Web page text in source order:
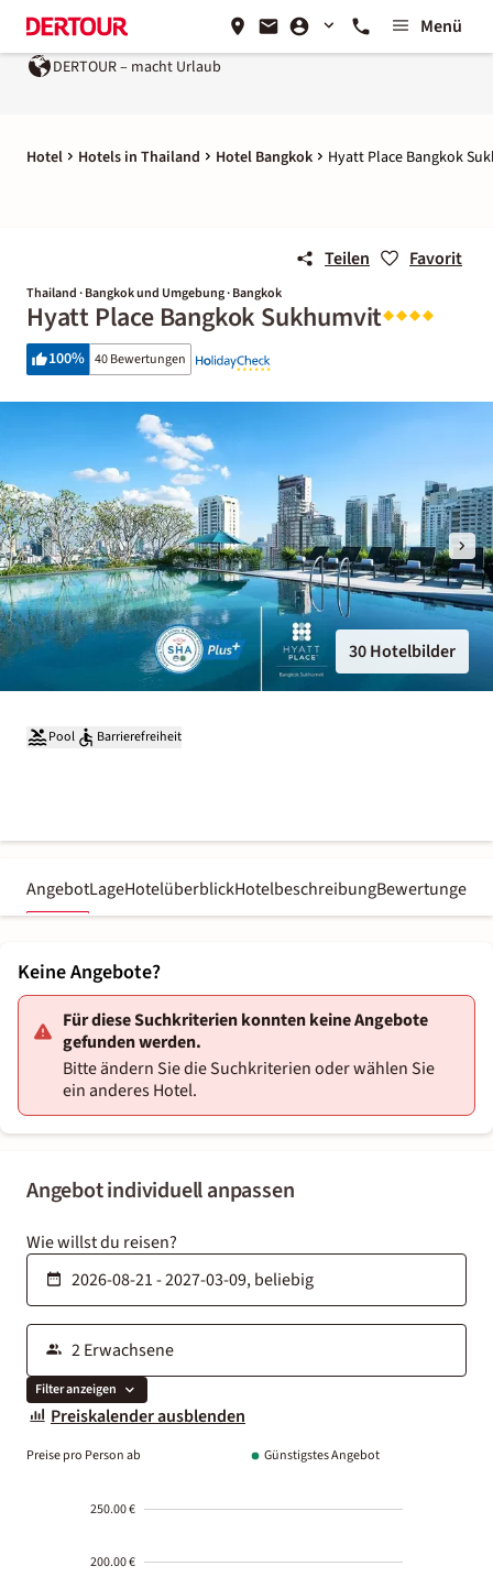
Menü
DERTOUR – macht Urlaub
Hotel Hotels in Thailand Hotel Bangkok Hyatt Place Bangkok
Teilen Favorit
Thailand · Bangkok und Umgebung · Bangkok
Hyatt Place Bangkok Sukhumvit
100% 40 Bewertungen
30 Hotelbilder
Pool Barrierefreiheit
AngebotLageHotelüberblickHotelbeschreibungBewertungen
Angebot individuell anpassen
Wie willst du reisen?
Filter anzeigen
Preiskalender ausblenden
Preise pro Person ab Günstigstes Angebot
250.00 €
200.00 €
Keine Angebote?
Für diese Suchkriterien konnten keine Angebote
gefunden werden.
Bitte ändern Sie die Suchkriterien oder wählen Sie
ein anderes Hotel.